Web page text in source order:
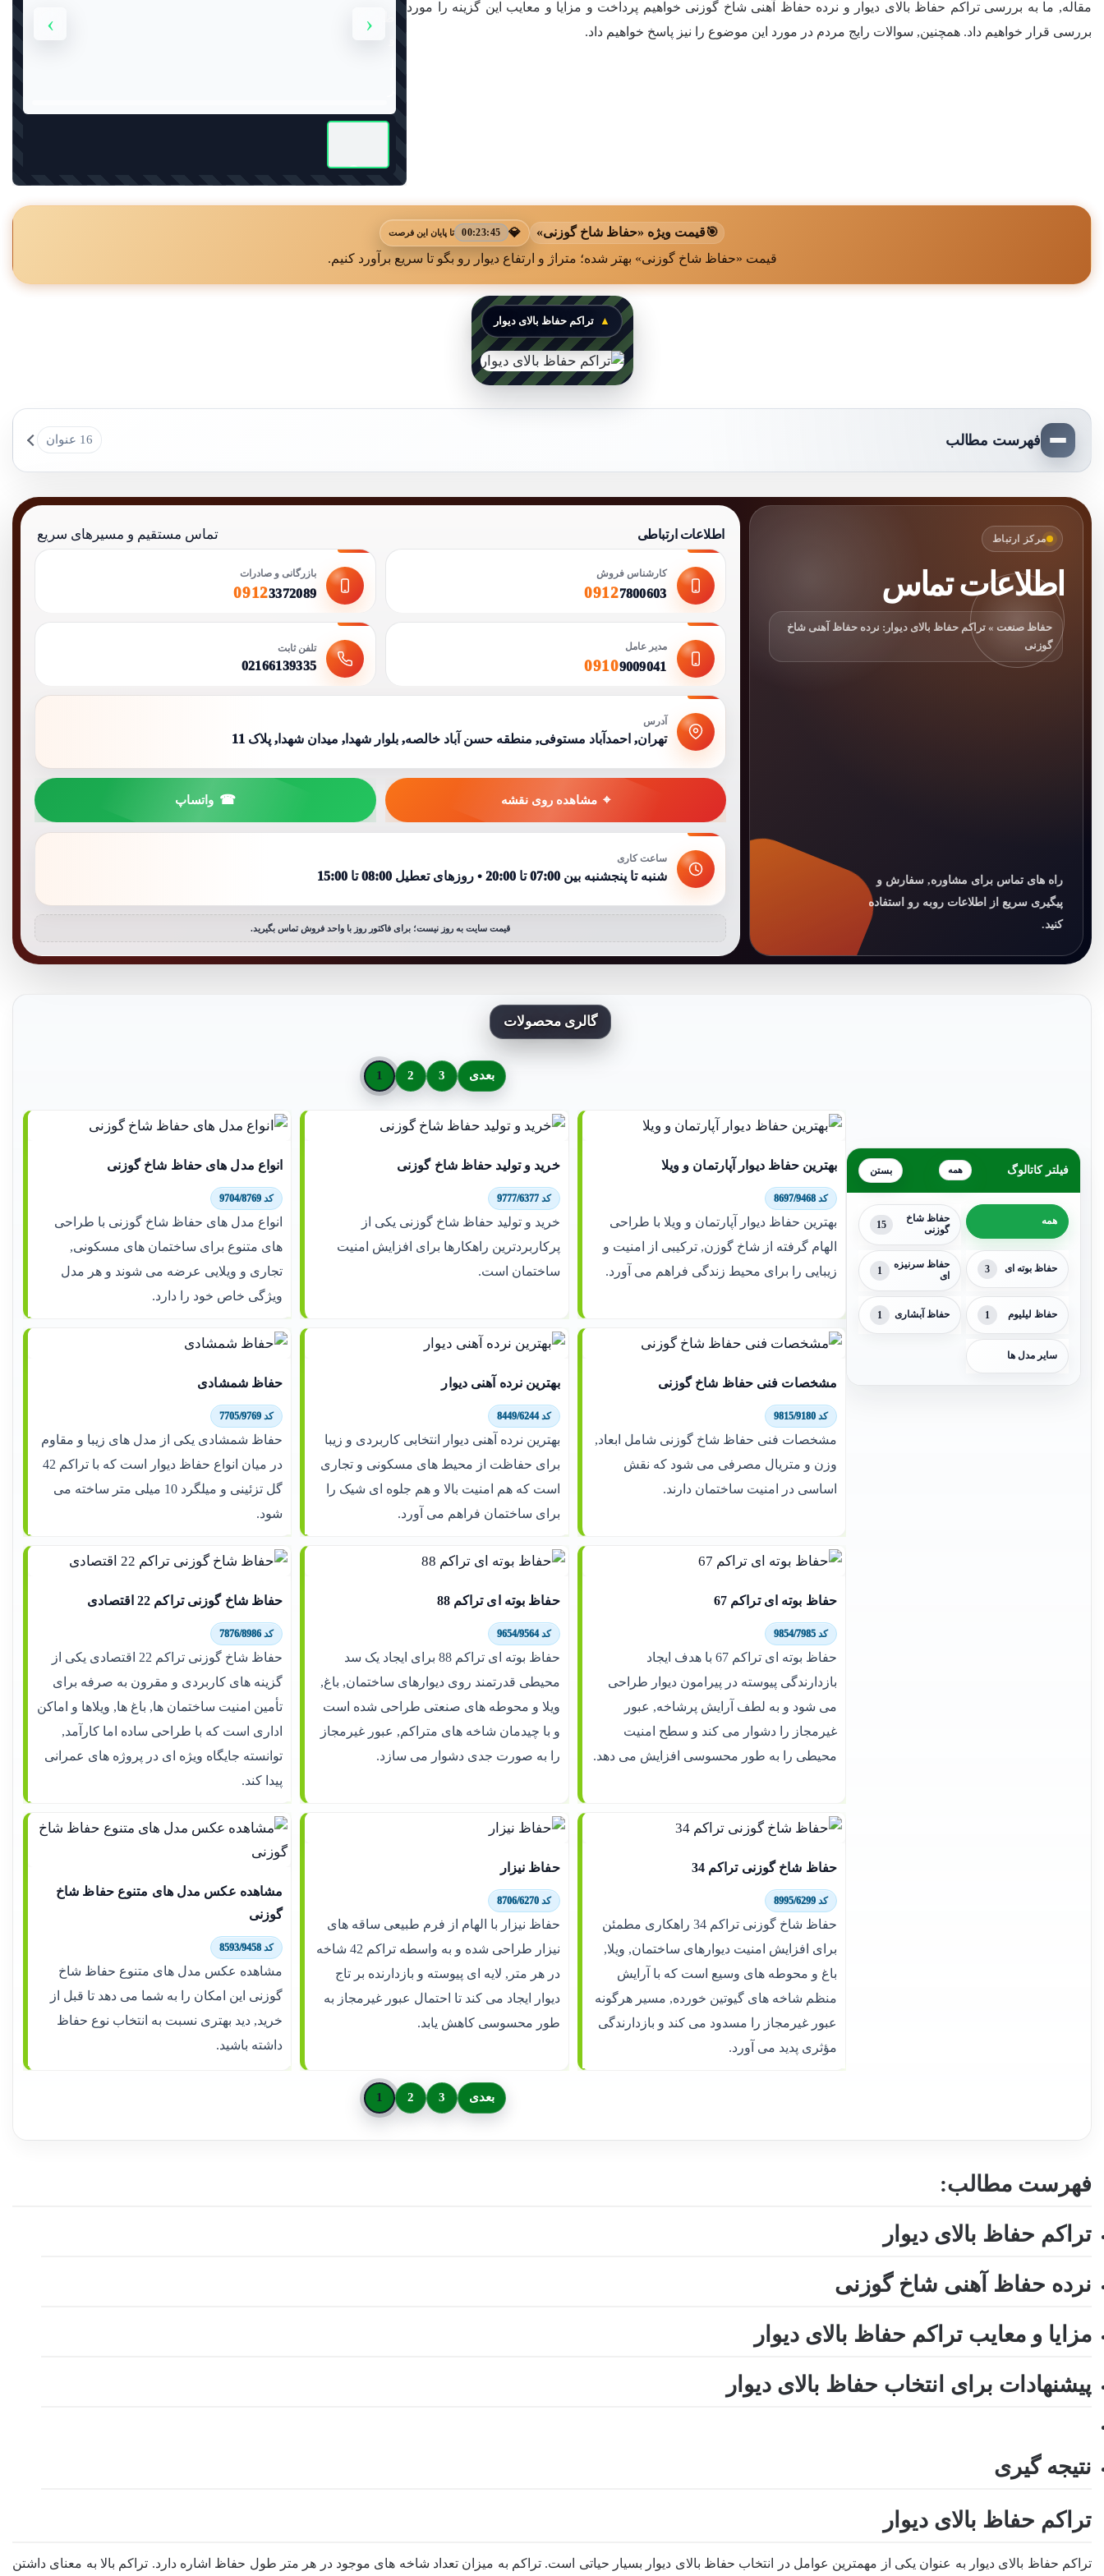
‹
›
مقاله, ما به بررسی تراکم حفاظ بالای دیوار و نرده حفاظ آهنی شاخ گوزنی خواهیم پرداخت و مزایا و معایب این گزینه را مورد
بررسی قرار خواهیم داد. همچنین, سوالات رایج مردم در مورد این موضوع را نیز پاسخ خواهیم داد.
🎯قیمت ویژه «حفاظ شاخ گوزنی» 💎
00:23:43 تا پایان این فرصت
قیمت «حفاظ شاخ گوزنی» بهتر شده؛ متراژ و ارتفاع دیوار رو بگو تا سریع برآورد کنیم.
تراکم حفاظ بالای دیوار
فهرست مطالب 16 عنوان
مرکز ارتباط
اطلاعات تماس
حفاظ صنعت » تراکم حفاظ بالای دیوار: نرده حفاظ آهنی شاخ
گوزنی
راه های تماس برای مشاوره, سفارش و
پیگیری سریع از اطلاعات روبه رو استفاده
کنید.
اطلاعات ارتباطی تماس مستقیم و مسیرهای سریع
کارشناس فروش
09127800603
بازرگانی و صادرات
09123372089
مدیر عامل
09109009041
تلفن ثابت
02166139335
آدرس
تهران, احمدآباد مستوفی, منطقه حسن آباد خالصه, بلوار شهدا, میدان شهدا, پلاک 11
مشاهده روی نقشه واتساپ
ساعت کاری
شنبه تا پنجشنبه بین 07:00 تا 20:00 • روزهای تعطیل 08:00 تا 15:00
قیمت سایت به روز نیست؛ برای فاکتور روز با واحد فروش تماس بگیرید.
گالری محصولات
فیلتر کاتالوگ همه
همه
حفاظ شاخ
گوزنی
15
حفاظ بوته ای 3
حفاظ سرنیزه
ای
1
حفاظ لیلیوم 1 حفاظ آبشاری 1
سایر مدل ها
1 2 3 بعدی
بهترین حفاظ دیوار آپارتمان و ویلا
کد 8697/9468
بهترین حفاظ دیوار آپارتمان و ویلا با طراحی
الهام گرفته از شاخ گوزن, ترکیبی از امنیت و
زیبایی را برای محیط زندگی فراهم می آورد.
خرید و تولید حفاظ شاخ گوزنی
کد 9777/6377
خرید و تولید حفاظ شاخ گوزنی یکی از
پرکاربردترین راهکارها برای افزایش امنیت
ساختمان است.
انواع مدل های حفاظ شاخ گوزنی
کد 9704/8769
انواع مدل های حفاظ شاخ گوزنی با طراحی
های متنوع برای ساختمان های مسکونی,
تجاری و ویلایی عرضه می شوند و هر مدل
ویژگی خاص خود را دارد.
مشخصات فنی حفاظ شاخ گوزنی
کد 9815/9180
مشخصات فنی حفاظ شاخ گوزنی شامل ابعاد,
وزن و متریال مصرفی می شود که نقش
اساسی در امنیت ساختمان دارند.
بهترین نرده آهنی دیوار
کد 8449/6244
بهترین نرده آهنی دیوار انتخابی کاربردی و زیبا
برای حفاظت از محیط های مسکونی و تجاری
است که هم امنیت بالا و هم جلوه ای شیک را
برای ساختمان فراهم می آورد.
حفاظ شمشادی
کد 7705/9769
حفاظ شمشادی یکی از مدل های زیبا و مقاوم
در میان انواع حفاظ دیوار است که با تراکم 42
گل تزئینی و میلگرد 10 میلی متر ساخته می
شود.
حفاظ بوته ای تراکم 67
کد 9854/7985
حفاظ بوته ای تراکم 67 با هدف ایجاد
بازدارندگی پیوسته در پیرامون دیوار طراحی
می شود و به لطف آرایش پرشاخه, عبور
غیرمجاز را دشوار می کند و سطح امنیت
محیطی را به طور محسوسی افزایش می دهد.
حفاظ بوته ای تراکم 88
کد 9654/9564
حفاظ بوته ای تراکم 88 برای ایجاد یک سد
محیطی قدرتمند روی دیوارهای ساختمان, باغ,
ویلا و محوطه های صنعتی طراحی شده است
و با چیدمان شاخه های متراکم, عبور غیرمجاز
را به صورت جدی دشوار می سازد.
حفاظ شاخ گوزنی تراکم 22 اقتصادی
کد 7876/8986
حفاظ شاخ گوزنی تراکم 22 اقتصادی یکی از
گزینه های کاربردی و مقرون به صرفه برای
تأمین امنیت ساختمان ها, باغ ها, ویلاها و اماکن
اداری است که با طراحی ساده اما کارآمد,
توانسته جایگاه ویژه ای در پروژه های عمرانی
پیدا کند.
حفاظ شاخ گوزنی تراکم 34
کد 8995/6299
حفاظ شاخ گوزنی تراکم 34 راهکاری مطمئن
برای افزایش امنیت دیوارهای ساختمان, ویلا,
باغ و محوطه های وسیع است که با آرایش
منظم شاخه های گیوتین خورده, مسیر هرگونه
عبور غیرمجاز را مسدود می کند و بازدارندگی
مؤثری پدید می آورد.
حفاظ نیزار
کد 8706/6270
حفاظ نیزار با الهام از فرم طبیعی ساقه های
نیزار طراحی شده و به واسطه تراکم 42 شاخه
در هر متر, لایه ای پیوسته و بازدارنده بر تاج
دیوار ایجاد می کند تا احتمال عبور غیرمجاز به
طور محسوسی کاهش یابد.
مشاهده عکس مدل های متنوع حفاظ شاخ
گوزنی
کد 8593/9458
مشاهده عکس مدل های متنوع حفاظ شاخ
گوزنی این امکان را به شما می دهد تا قبل از
خرید, دید بهتری نسبت به انتخاب نوع حفاظ
داشته باشید.
1 2 3 بعدی
فهرست مطالب:
تراکم حفاظ بالای دیوار
نرده حفاظ آهنی شاخ گوزنی
مزایا و معایب تراکم حفاظ بالای دیوار
پیشنهادات برای انتخاب حفاظ بالای دیوار
نتیجه گیری
تراکم حفاظ بالای دیوار
تراکم حفاظ بالای دیوار به عنوان یکی از مهمترین عوامل در انتخاب حفاظ بالای دیوار بسیار حیاتی است. تراکم به میزان تعداد شاخه های موجود در هر متر طول حفاظ اشاره دارد. تراکم بالا به معنای داشتن